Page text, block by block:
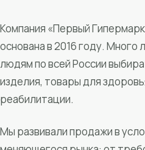
Компания «Первый
основана в 2016 году. Много
людям по всей России
изделия, товары для
реабилитации.
Мы развивали продажи в